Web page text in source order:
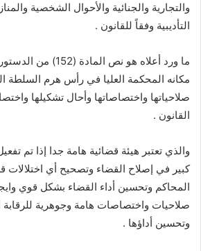
والتجارية والجنائية والأحوال الشخصية
التأديبية وفقاً للقانون .
ما ورد أعلاه هو نص
مكانه المحكمة العليا في رأس هرم السلطة
صلاحياتها واختصاصاتها وأحال تشكيلها
القانون .
والذي تعتبر هيئة قضائية هامة جدا إذا تم
كبير في إصلاح القضاء وتصحيح أي اختلالات
المحاكم وتحسين أداء القضاء بشكل قوي
صلاحيات واختصاصات هامة وجوهرية للرقابة
وتحسين أداؤها .